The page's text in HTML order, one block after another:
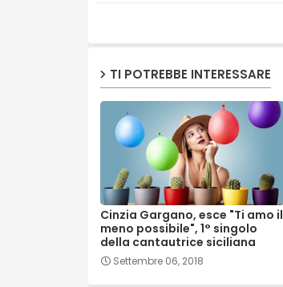
TI POTREBBE INTERESSARE
Cinzia Gargano, esce "Ti amo il
meno possibile", 1° singolo
della cantautrice siciliana
Settembre 06, 2018